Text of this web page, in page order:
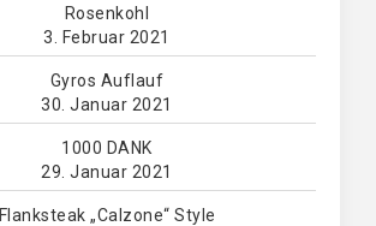
Rosenkohl
3. Februar 2021
Gyros Auflauf
30. Januar 2021
1000 DANK
29. Januar 2021
Flanksteak „Calzone“ Style